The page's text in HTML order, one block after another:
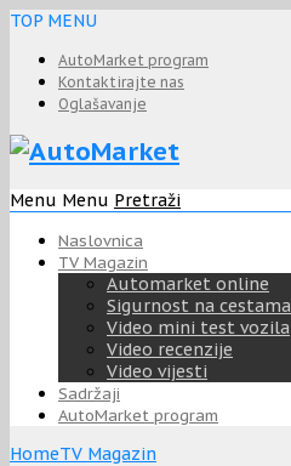
TOP MENU
AutoMarket program
Kontaktirajte nas
Oglašavanje
Menu Menu Pretraži
Naslovnica
TV Magazin
Automarket online
Sigurnost na cestama
Video mini test vozila
Video recenzije
Video vijesti
Sadržaji
AutoMarket program
HomeTV Magazin